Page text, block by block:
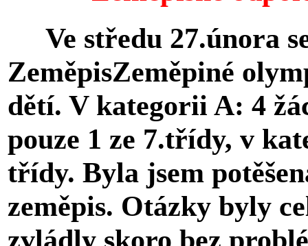
Ve středu 27.února
ZeměpisZeměpiné
dětí. V kategorii A: 4
pouze 1 ze 7.třídy, v
třídy. Byla jsem
zeměpis. Otázky byly
zvládly skoro bez